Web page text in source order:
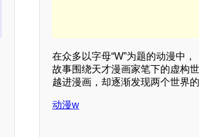
在众多以字母“W”为题的动漫中
故事围绕天才漫画家笔下的虚构
越进漫画，却逐渐发现两个世界
动漫w